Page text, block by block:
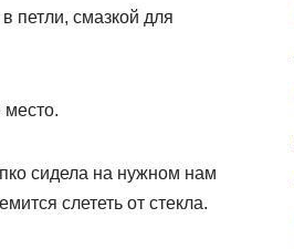
петли, смазкой для
сидела на нужном нам
слететь от стекла.